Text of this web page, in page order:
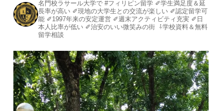
名門校ラサール大学で #フィリピン留学⁡ ⁡✐学生満足度＆延
長率が高い⁡ ✐現地の大学生との交流が楽しい⁡ ✐認定留学可
能⁡ ✐1997年来の安定運営⁡⁡ ✐週末アクティビティ充実⁡ ✐日
本人比率が低い ⁡✐治安のいい微笑みの街⁡ ⇩学校資料＆無料
留学相談